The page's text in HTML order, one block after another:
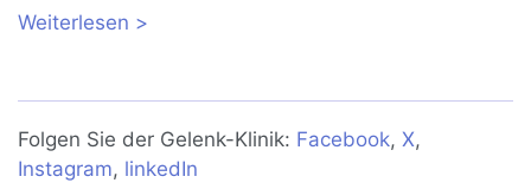
Weiterlesen über Schulterschmerzen: Ursachen,
Folgen Sie der Gelenk-Klinik: Facebook,X,
Instagram, linkedIn